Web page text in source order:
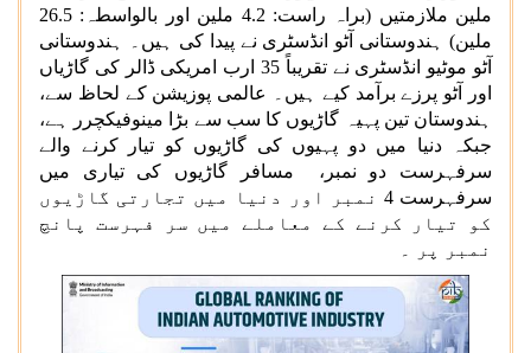
ملین ملازمتیں (براہ راست: 4.2 ملین اور بالواسطہ: 26.5
ملین) ہندوستانی آٹو انڈسٹری نے پیدا کی ہیں۔ ہندوستانی
آٹو موٹیو انڈسٹری نے تقریباً 35 ارب امریکی ڈالر کی گاڑیاں
اور آٹو پرزے برآمد کیے ہیں۔ عالمی پوزیشن کے لحاظ سے،
ہندوستان تین پہیہ گاڑیوں کا سب سے بڑا مینوفیکچرر ہے،
جبکہ دنیا میں دو پہیوں کی گاڑیوں کو تیار کرنے والے
سرفہرست دو نمبر، مسافر گاڑیوں کی تیاری میں
سرفہرست 4 نمبر اور دنیا میں تجارتی گاڑیوں
کو تیار کرنے کے معاملے میں سر فہرست پانچ
نمبر پر ۔